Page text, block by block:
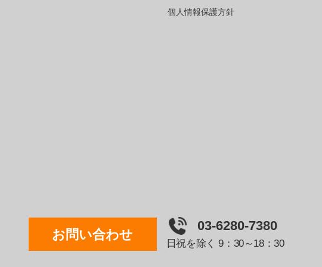
個人情報保護方針
お問い合わせ
03-6280-7380
日祝を除く 9：30～18：30